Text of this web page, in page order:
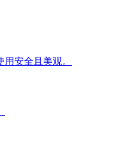
安全且美观。